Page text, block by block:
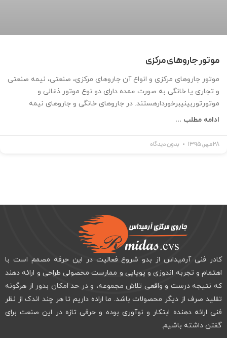
موتور جاروهای مرکزی
موتور جاروهای مرکزی و انواع آن جاروهای مرکزی، صنعتی، نیمه صنعتی
و تجاری یا خانگی به صورت عمده دارای دو نوع موتور ذغالی و
موتورتوربینیبرخوردارهستند. در جاروهای خانگی و جاروهای نیمه
ادامه مطلب ...
28 مهر, 1395 بدون دیدگاه
کادر فنی آرمیداس از بدو شروع فعالیت در این حرفه مصمم است با
اهتمام و تجربه اندوزی و پویایی و ممارست محصولی طراحی و ارائه دهند
که نتیجه درست و واقعی تلاش مجموعه، و در حد امکان بدور از هرگونه
تقلید صرف از دیگر محصولات باشد. ما اراده داریم تا هر چند اندک از نظر
فنی ارائه دهنده ابتکار و نوآوری بوده و حرفی تازه در این صنعت برای
گفتن داشته باشیم.